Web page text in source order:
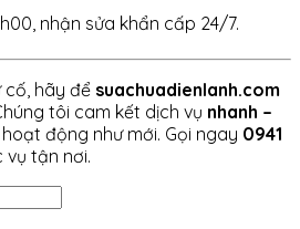
nhận sửa khẩn cấp 24/7.
cố, hãy để suachuadienlanh.com
tôi cam kết dịch vụ nhanh –
hoạt động như mới. Gọi ngay 0941
tận nơi.